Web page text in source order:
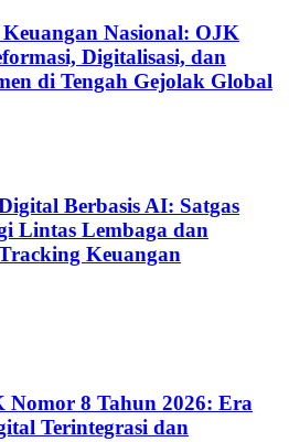
Keuangan Nasional: OJK
Digitalisasi, dan
di Tengah Gejolak Global
Berbasis AI: Satgas
Lintas Lembaga dan
Keuangan
8 Tahun 2026: Era
Terintegrasi dan